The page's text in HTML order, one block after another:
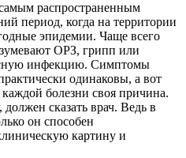
распространенным
период, когда на территории
эпидемии. Чаще всего
ОРЗ, грипп или
инфекцию. Симптомы
одинаковы, а вот
каждой болезни своя причина.
сказать врач. Ведь в
он способен
картину и